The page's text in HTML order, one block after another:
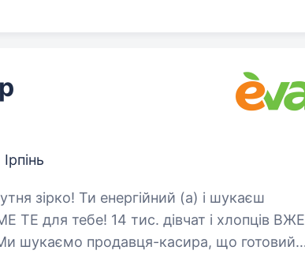
Ірпінь
ТЕ для тебе! 14 тис. дівчат і хлопців ВЖЕ